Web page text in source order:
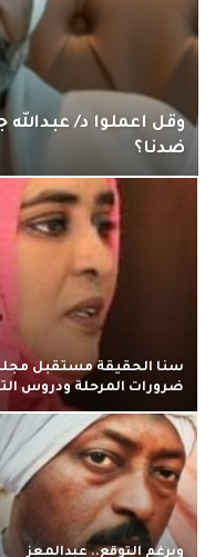
وقل اعملوا د/
ضدنا؟
سنا الحقيقة مستقبل
ضرورات المرحلة ودروس
وبرغم التوقع.. عبدالمعز